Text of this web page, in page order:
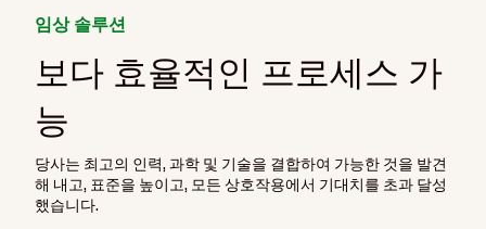
임상 솔루션
보다 효율적인 프로세스 가
능
당사는 최고의 인력, 과학 및 기술을 결합하여 가능한 것을 발견
해 내고, 표준을 높이고, 모든 상호작용에서 기대치를 초과 달성
했습니다.